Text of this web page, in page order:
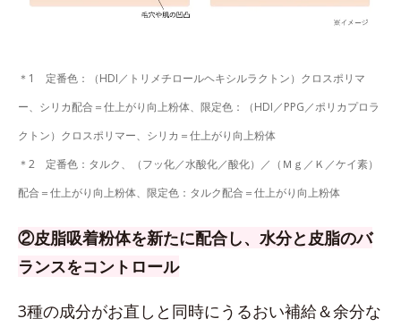
＊1 定番色：（HDI／トリメチロールヘキシルラクトン）クロスポリマ
ー、シリカ配合＝仕上がり向上粉体、限定色：（HDI／PPG／ポリカプロラ
クトン）クロスポリマー、シリカ＝仕上がり向上粉体
＊2 定番色：タルク、（フッ化／水酸化／酸化）／（Ｍｇ／Ｋ／ケイ素）
配合＝仕上がり向上粉体、限定色：タルク配合＝仕上がり向上粉体
②皮脂吸着粉体を新たに配合し、水分と皮脂のバ
ランスをコントロール
3種の成分がお直しと同時にうるおい補給＆余分な